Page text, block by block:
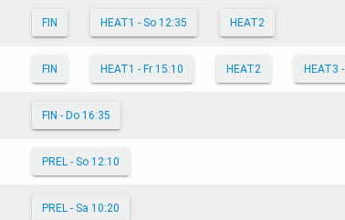
FIN HEAT1 - So 12:35 HEAT2
FIN HEAT1 - Fr 15:10 HEAT2 HEAT3
FIN - Do 16:35
PREL - So 12:10
PREL - Sa 10:20